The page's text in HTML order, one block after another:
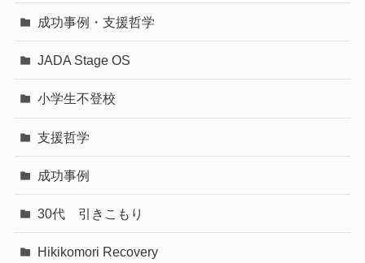
成功事例・支援哲学
JADA Stage OS
小学生不登校
支援哲学
成功事例
30代 引きこもり
Hikikomori Recovery